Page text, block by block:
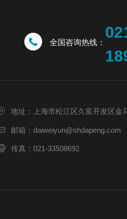
全国咨询热线：
地址：上海市松江区久富开发区金
邮箱：daiweiyun@shdapeng.com
传真：021-33508692